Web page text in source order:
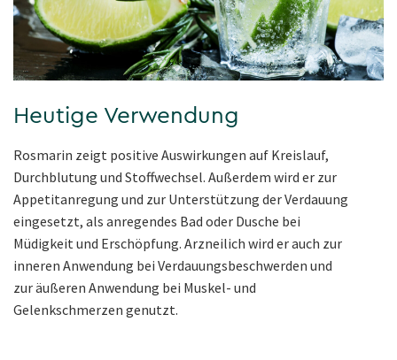
Heutige Verwendung
Rosmarin zeigt positive Auswirkungen auf Kreislauf,
Durchblutung und Stoffwechsel. Außerdem wird er zur
Appetitanregung und zur Unterstützung der Verdauung
eingesetzt, als anregendes Bad oder Dusche bei
Müdigkeit und Erschöpfung. Arzneilich wird er auch zur
inneren Anwendung bei Verdauungsbeschwerden und
zur äußeren Anwendung bei Muskel- und
Gelenkschmerzen genutzt.